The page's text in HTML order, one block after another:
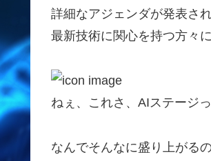
詳細なアジェンダが発表さ
最新技術に関心を持つ方々
ねぇ、これさ、AIステージ
なんでそんなに盛り上がる